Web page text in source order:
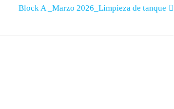
Block A _Marzo 2026_Limpieza de tanque